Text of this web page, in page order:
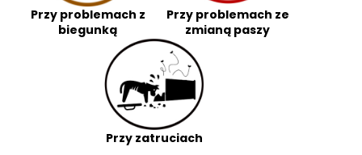
Przy problemach z
biegunką
Przy problemach ze
zmianą paszy
Przy zatruciach